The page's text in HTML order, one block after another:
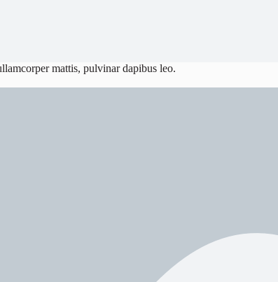
mattis, pulvinar dapibus leo.